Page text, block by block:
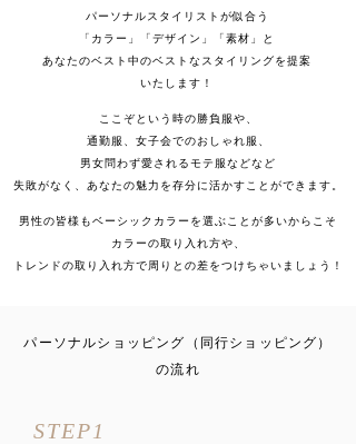
​パーソナルスタイリストが似合う
「カラー」「デザイン」「素材」と
あなたのベスト中のベストなスタイリングを提案
いたします！
​ここぞという時の勝負服や、
通勤服、女子会でのおしゃれ服、
男女問わず愛されるモテ服などなど
失敗がなく、あなたの魅力を存分に活かすことができます。
​男性の皆様もベーシックカラーを選ぶことが多いからこそ
カラーの取り入れ方や、
トレンドの取り入れ方で周りとの差をつけちゃいましょう！
パーソナルショッピング（同行ショッピング）
の流れ
STEP1